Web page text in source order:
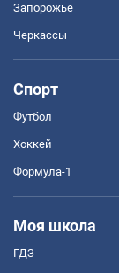
Запорожье
Черкассы
Спорт
Футбол
Хоккей
Формула-1
Моя школа
ГДЗ